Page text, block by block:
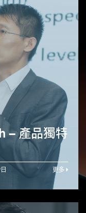
– 產品獨特
更多